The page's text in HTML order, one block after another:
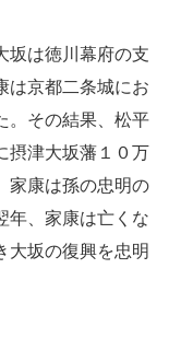
坂は徳川幕府の支
は京都二条城にお
。その結果、松平
摂津大坂藩１０万
家康は孫の忠明の
年、家康は亡くな
大坂の復興を忠明